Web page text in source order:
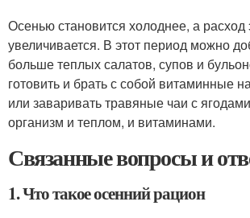
Осенью становится холоднее, а расход
увеличивается. В этот период можно
больше теплых салатов, супов и
готовить и брать с собой витаминные
или заваривать травяные чаи с
организм и теплом, и витаминами.
Связанные вопросы и
1. Что такое осенний рацион